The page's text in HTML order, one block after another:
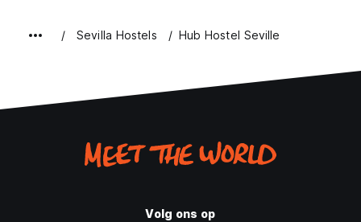
Sevilla Hostels Hub Hostel Seville
Volg ons op